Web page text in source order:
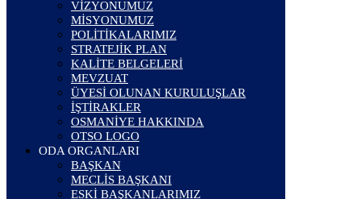
VİZYONUMUZ
MİSYONUMUZ
POLİTİKALARIMIZ
STRATEJİK PLAN
KALİTE BELGELERİ
MEVZUAT
ÜYESİ OLUNAN KURULUŞLAR
İŞTİRAKLER
OSMANİYE HAKKINDA
OTSO LOGO
ODA ORGANLARI
BAŞKAN
MECLİS BAŞKANI
ESKİ BAŞKANLARIMIZ